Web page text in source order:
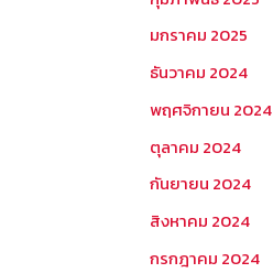
มกราคม 2025
ธันวาคม 2024
พฤศจิกายน 2024
ตุลาคม 2024
กันยายน 2024
สิงหาคม 2024
กรกฎาคม 2024